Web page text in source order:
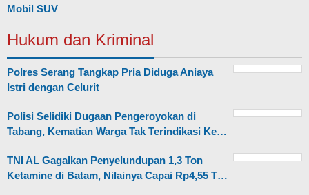
Mobil SUV
Hukum dan Kriminal
Polres Serang Tangkap Pria Diduga Aniaya
Istri dengan Celurit
Polisi Selidiki Dugaan Pengeroyokan di
Tabang, Kematian Warga Tak Terindikasi Ke…
TNI AL Gagalkan Penyelundupan 1,3 Ton
Ketamine di Batam, Nilainya Capai Rp4,55 T…